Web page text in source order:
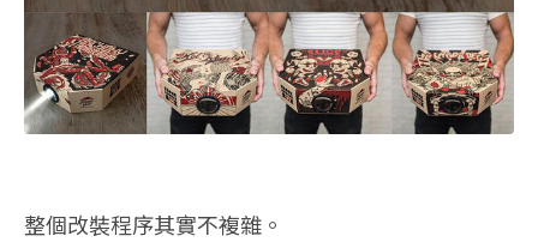
整個改裝程序其實不複雜。